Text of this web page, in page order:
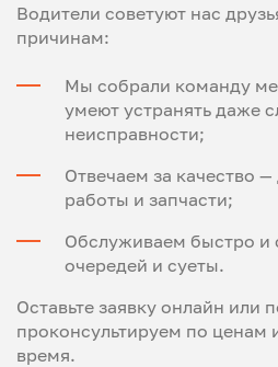
Водители советуют нас
причинам:
Мы собрали команду
умеют устранять даже
неисправности;
Отвечаем за качество
работы и запчасти;
Обслуживаем быстро и
очередей и суеты.
Оставьте заявку онлайн или
проконсультируем по ценам
время.